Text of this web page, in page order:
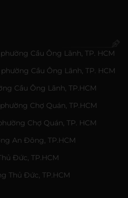
Cầu Ông Lãnh, TP. HCM
Cầu Ông Lãnh, TP. HCM
Cầu Ông Lãnh, TP.HCM
Chợ Quán, TP.HCM
Chợ Quán, TP. HCM
An Đông, TP.HCM
Đức, TP.HCM
Thủ Đức, TP.HCM